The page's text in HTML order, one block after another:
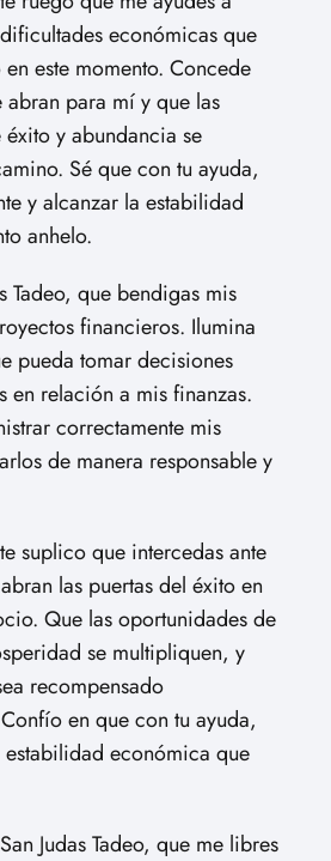
económicas que
este momento. Concede
abran para mí y que las
y abundancia se
Sé que con tu ayuda,
y alcanzar la estabilidad
anhelo.
Tadeo, que bendigas mis
financieros. Ilumina
pueda tomar decisiones
en relación a mis finanzas.
correctamente mis
de manera responsable y
suplico que intercedas ante
las puertas del éxito en
Que las oportunidades de
se multipliquen, y
recompensado
en que con tu ayuda,
económica que
Judas Tadeo, que me libres